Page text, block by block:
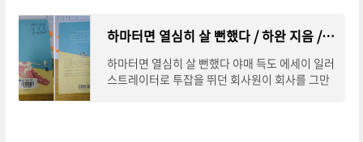
하마터면 열심히 살 뻔했다 / 하완 지음 / 웅진 지식하우스 (2018)
하마터면 열심히 살 뻔했다 야매 득도 에세이 일러
스트레이터로 투잡을 뛰던 회사원이 회사를 그만